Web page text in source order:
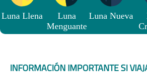
Luna Llena
Luna
Menguante
Luna Nueva
INFORMACIÓN IMPORTANTE SI